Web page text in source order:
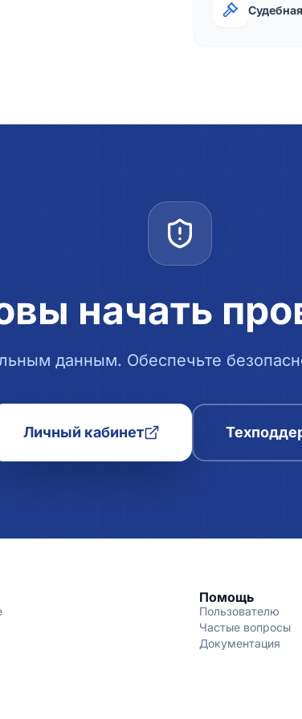
начать
данным. Обеспечьте
Личный кабинет
Помощь
Пользователю
Частые вопросы
Документация